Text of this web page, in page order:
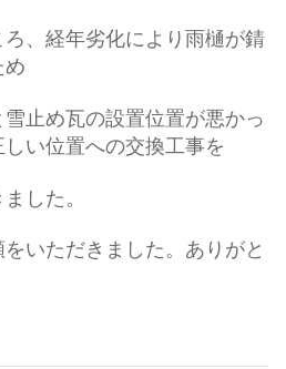
、経年劣化により雨樋が錆
め
止め瓦の設置位置が悪かっ
い位置への交換工事を
した。
いただきました。ありがと